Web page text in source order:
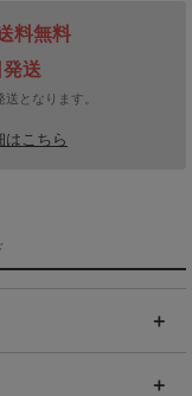
料無料
送
となります。
はこちら